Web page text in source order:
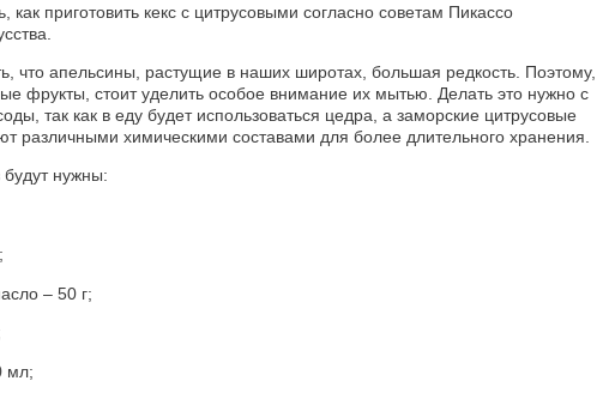
как приготовить кекс с цитрусовыми согласно советам Пикассо
что апельсины, растущие в наших широтах, большая редкость. Поэтому,
фрукты, стоит уделить особое внимание их мытью. Делать это нужно с
так как в еду будет использоваться цедра, а заморские цитрусовые
различными химическими составами для более длительного хранения.
будут нужны:
– 50 г;
мл;